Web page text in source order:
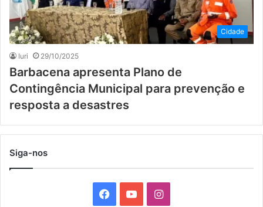
Cidade
Iuri 29/10/2025
Barbacena apresenta Plano de
Contingência Municipal para prevenção e
resposta a desastres
Siga-nos
I